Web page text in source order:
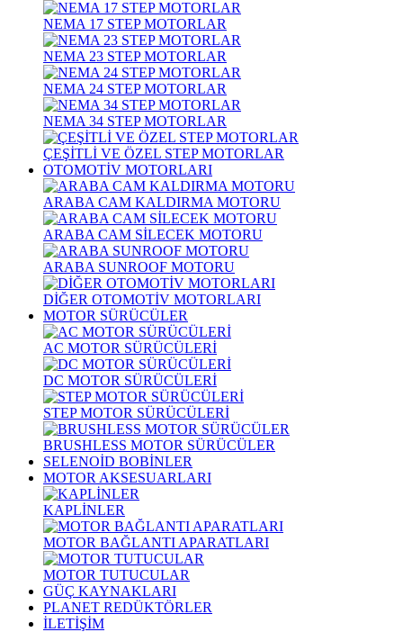
NEMA 17 STEP MOTORLAR
NEMA 23 STEP MOTORLAR
NEMA 24 STEP MOTORLAR
NEMA 34 STEP MOTORLAR
ÇEŞİTLİ VE ÖZEL STEP MOTORLAR
OTOMOTİV MOTORLARI
ARABA CAM KALDIRMA MOTORU
ARABA CAM SİLECEK MOTORU
ARABA SUNROOF MOTORU
DİĞER OTOMOTİV MOTORLARI
MOTOR SÜRÜCÜLER
AC MOTOR SÜRÜCÜLERİ
DC MOTOR SÜRÜCÜLERİ
STEP MOTOR SÜRÜCÜLERİ
BRUSHLESS MOTOR SÜRÜCÜLER
SELENOİD BOBİNLER
MOTOR AKSESUARLARI
KAPLİNLER
MOTOR BAĞLANTI APARATLARI
MOTOR TUTUCULAR
GÜÇ KAYNAKLARI
PLANET REDÜKTÖRLER
İLETİŞİM